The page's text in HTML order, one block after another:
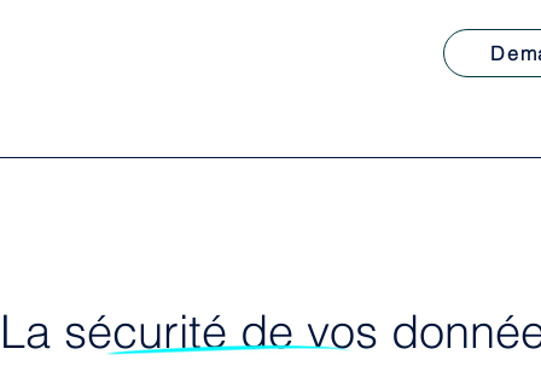
La sécurité de vos